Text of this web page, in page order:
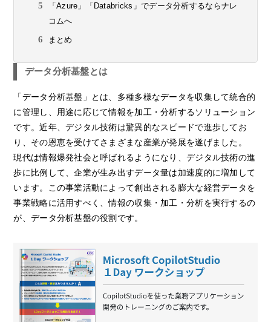
「Azure」「Databricks」でデータ分析するならナレ
コムへ
まとめ
データ分析基盤とは
「データ分析基盤」とは、多種多様なデータを収集して統合的
に管理し、用途に応じて情報を加工・分析するソリューション
です。近年、デジタル技術は驚異的なスピードで進歩してお
り、その恩恵を受けてさまざまな産業が発展を遂げました。
現代は情報爆発社会と呼ばれるようになり、デジタル技術の進
歩に比例して、企業が生み出すデータ量は加速度的に増加して
います。この事業活動によって創出される膨大な経営データを
事業戦略に活用すべく、情報の収集・加工・分析を実行するの
が、データ分析基盤の役割です。